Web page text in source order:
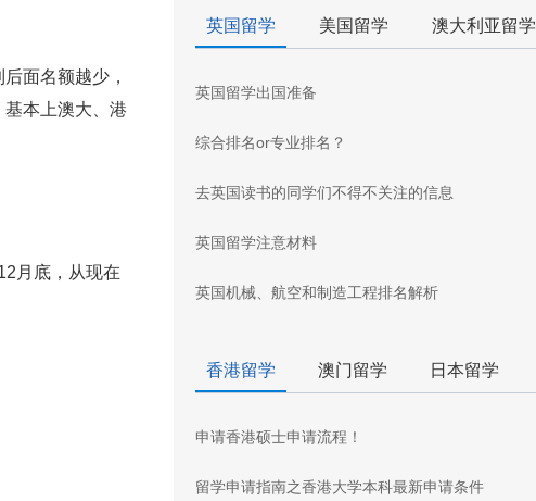
面名额越少，
本上澳大、港
月底，从现在
英国留学 美国留学 澳大利亚留学
英国留学出国准备
综合排名or专业排名？
去英国读书的同学们不得不关注的信息
英国留学注意材料
英国机械、航空和制造工程排名解析
香港留学 澳门留学 日本留学
申请香港硕士申请流程！
留学申请指南之香港大学本科最新申请条件